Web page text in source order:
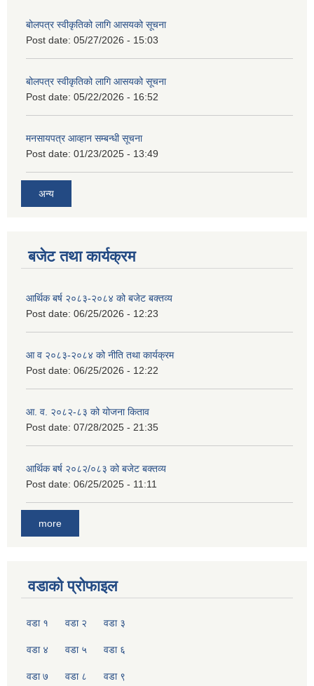
बोलपत्र स्वीकृतिको लागि आसयको सूचना
Post date: 05/27/2026 - 15:03
बोलपत्र स्वीकृतिको लागि आसयको सूचना
Post date: 05/22/2026 - 16:52
मनसायपत्र आव्हान सम्बन्धी सूचना
Post date: 01/23/2025 - 13:49
अन्य
बजेट तथा कार्यक्रम
आर्थिक बर्ष २०८३-२०८४ को बजेट बक्तव्य
Post date: 06/25/2026 - 12:23
आ व २०८३-२०८४ को नीति तथा कार्यक्रम
Post date: 06/25/2026 - 12:22
आ. व. २०८२-८३ को योजना किताव
Post date: 07/28/2025 - 21:35
आर्थिक बर्ष २०८२/०८३ को बजेट बक्तव्य
Post date: 06/25/2025 - 11:11
more
वडाको प्रोफाइल
वडा १ वडा २ वडा ३
वडा ४ वडा ५ वडा ६
वडा ७ वडा ८ वडा ९